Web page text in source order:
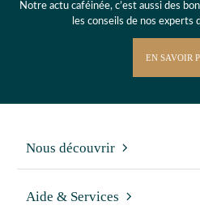
Notre actu caféinée, c’est aussi des
les conseils de nos experts
EN SAVOIR
Nous découvrir
Aide & Services